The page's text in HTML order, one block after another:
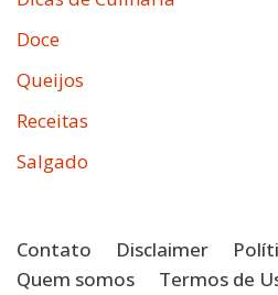
Doce
Queijos
Receitas
Salgado
Contato Disclaimer
Quem somos
Termos de